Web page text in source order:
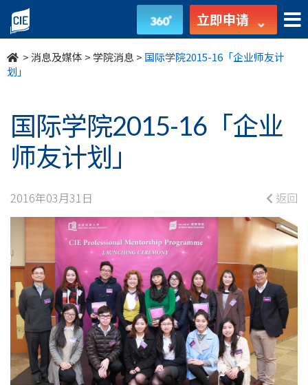
国
际
学
2015-
16「企
业
师
友
计
划」
学
立即申请
>消息及媒体 >学院消息 > 国际学院2015-16「企业师友计
划」
国际学院2015-16「企业
师友计划」
2016年03月31日 返回